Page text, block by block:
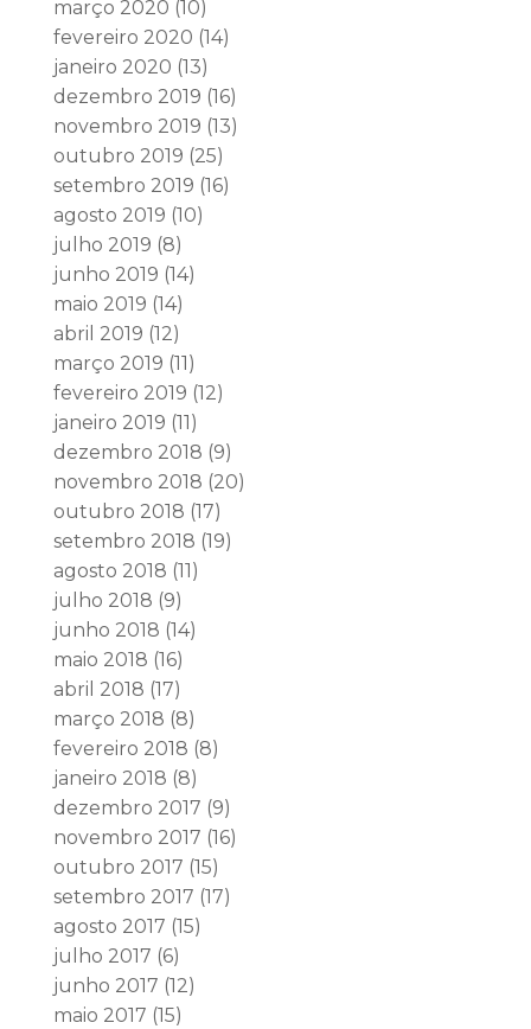
março 2020 (10)
fevereiro 2020 (14)
janeiro 2020 (13)
dezembro 2019 (16)
novembro 2019 (13)
outubro 2019 (25)
setembro 2019 (16)
agosto 2019 (10)
julho 2019 (8)
junho 2019 (14)
maio 2019 (14)
abril 2019 (12)
março 2019 (11)
fevereiro 2019 (12)
janeiro 2019 (11)
dezembro 2018 (9)
novembro 2018 (20)
outubro 2018 (17)
setembro 2018 (19)
agosto 2018 (11)
julho 2018 (9)
junho 2018 (14)
maio 2018 (16)
abril 2018 (17)
março 2018 (8)
fevereiro 2018 (8)
janeiro 2018 (8)
dezembro 2017 (9)
novembro 2017 (16)
outubro 2017 (15)
setembro 2017 (17)
agosto 2017 (15)
julho 2017 (6)
junho 2017 (12)
maio 2017 (15)